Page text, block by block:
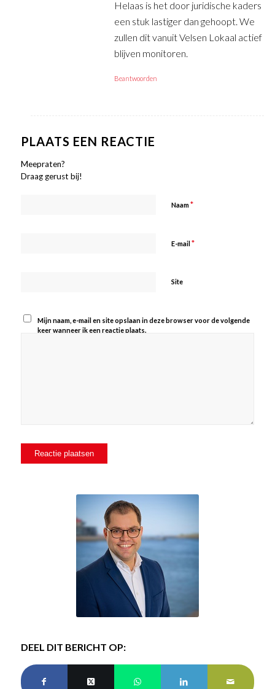
Helaas is het door juridische kaders
een stuk lastiger dan gehoopt. We
zullen dit vanuit Velsen Lokaal actief
blijven monitoren.
Beantwoorden
PLAATS EEN REACTIE
Meepraten?
Draag gerust bij!
Naam*
E-mail*
Site
Mijn naam, e-mail en site opslaan in deze browser voor de volgende
keer wanneer ik een reactie plaats.
DEEL DIT BERICHT OP: